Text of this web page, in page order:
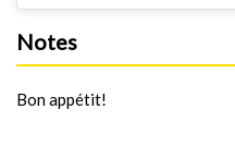
Notes
Bon appétit!